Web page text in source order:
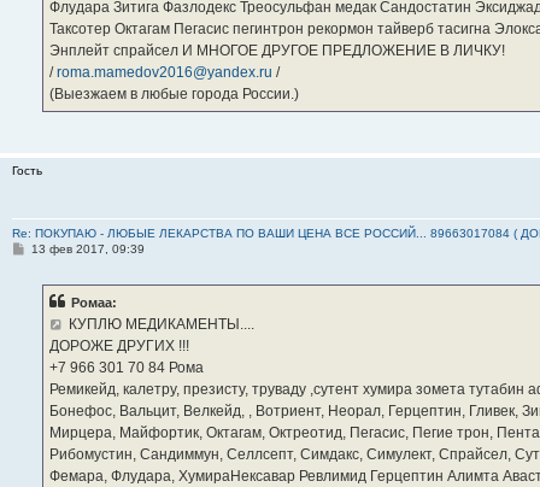
Флудара Зитига Фазлодекс Треосульфан медак Сандостатин
Таксотер Октагам Пегасис пегинтрон рекормон тайверб тасигна
Энплейт спрайсел И МНОГОЕ ДРУГОЕ ПРЕДЛОЖЕНИЕ В ЛИЧКУ!
/roma.mamedov2016@yandex.ru /
(Выезжаем в любые города России.)
Гость
Re: ПОКУПАЮ - ЛЮБЫЕ ЛЕКАРСТВА ПО ВАШИ ЦЕНА ВСЕ РОССИЙ... 89663017084 (
С13 фев 2017, 09:39
Ромаа:
КУПЛЮ МЕДИКАМЕНТЫ....
ДОРОЖЕ ДРУГИХ !!!
‪+7 966 301 70 84‬ Рома
Ремикейд, калетру, презисту, труваду ,сутент хумира зомета
Бонефос, Вальцит, Велкейд, , Вотриент, Неорал, Герцептин, Гливек,
Мирцера, Майфортик, Октагам, Октреотид, Пегасис, Пегие трон,
Рибомустин, Сандиммун, Селлсепт, Симдакс, Симулект, Спрайсел,
Фемара, Флудара, ХумираНексавар Ревлимид Герцептин Алимта